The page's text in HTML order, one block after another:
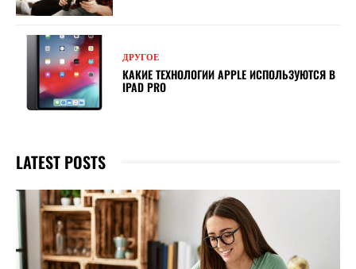
ДРУГОЕ
КАКИЕ ТЕХНОЛОГИИ APPLE ИСПОЛЬЗУЮТСЯ В
IPAD PRO
LATEST POSTS